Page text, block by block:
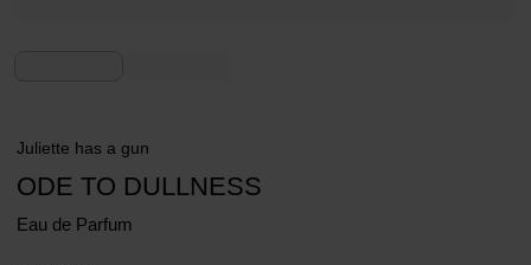
Juliette has a gun
ODE TO DULLNESS
Eau de Parfum